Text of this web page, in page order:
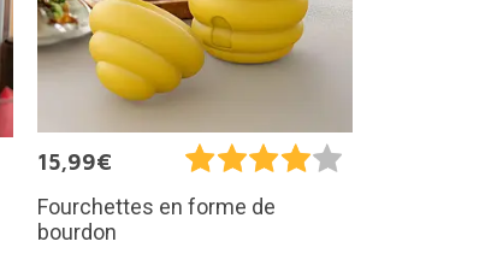
15,99€
Fourchettes en forme de
bourdon